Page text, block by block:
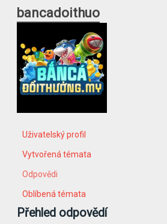
bancadoithuo
Uživatelský profil
Vytvořená témata
Odpovědi
Oblíbená témata
Přehled odpovědí